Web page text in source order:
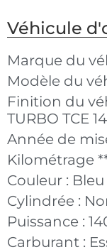
Véhicule
Marque du
Modèle du
Finition du
TURBO TCE
Année de
Kilométrage
Couleur :
Cylindrée :
Puissance :
Carburant :